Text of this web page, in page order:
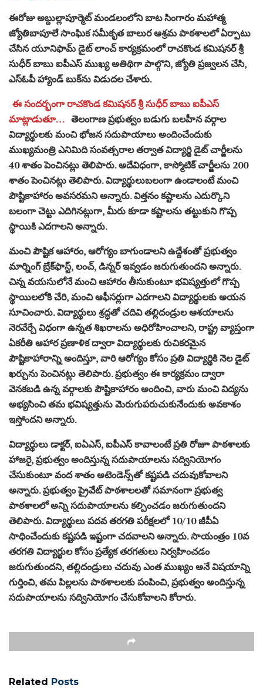
ఈరోజు అబ్దుల్లాపూర్మెట్ మండలంలోని బాట సింగారం మహాత్మ
జ్యోతిబాపూలే సాంఘిక సమీకృత బాలుర ఆశ్రమ పాఠశాలలో ఏర్పాటు
చేసిన యూనిఫామ్ డైట్ లాంచ్ కార్యక్రమంలో రాచకొండ కమిషనర్ శ్రీ
సుధీర్ బాబు ఐపీఎస్ ముఖ్య అతిథిగా పాల్గొని, జ్యోతి ప్రజ్వలన చేసి,
ఎస్ఓపీ హ్యాండ్ బుక్‌ను విడుదల చేశారు.
ఈ సందర్భంగా రాచకొండ కమిషనర్ శ్రీ సుధీర్ బాబు ఐపీఎస్
మాట్లాడుతూ… తెలంగాణ ప్రభుత్వం బడుగు బలహీన వర్గాల
విద్యార్థులకు మంచి భోజన సదుపాయాలు అందించేందుకు
ముఖ్యమంత్రి ఎనిమిది సంవత్సరాల తర్వాత విద్యార్థి డైట్ చార్జీలను
40 శాతం పెంచినట్లు తెలిపారు. అదేవిధంగా, కాస్మోటిక్ చార్జీలను 200
శాతం పెంచినట్లు తెలిపారు. విద్యార్థులుబలంగా ఉండాలంటే మంచి
పౌష్టికాహారం అవసరమని అన్నారు. విత్తనం కష్టాలను ఎదుర్కొని
బలంగా చెట్టు ఎదిగినట్లుగా, మీరు కూడా కష్టాలను తట్టుకుని గొప్ప
స్థాయికి ఎదగాలని అన్నారు.
మంచి పౌష్టిక ఆహారం, ఆరోగ్యం బాగుండాలని ఉద్దేశంతో ప్రభుత్వం
మార్నింగ్ బ్రేక్‌ఫాస్ట్, లంచ్, డిన్నర్ ఇవ్వడం జరుగుతుందని అన్నారు.
చిన్న వయసులోనే మంచి ఆహారం తీసుకుంటూ భవిష్యత్తులో గొప్ప
స్థాయిలలోకి చేరి, మంచి ఆఫీసర్లుగా ఎదగాలని విద్యార్థులకు అయన
సూచించారు. విద్యార్థులు శ్రద్ధతో చదివి తల్లిదండ్రుల ఆశయాలను
నెరవేర్చే విధంగా ఉన్నత శిఖరాలను అధిరోహించాలని, రాష్ట్ర వ్యాప్తంగా
ఏకరీతి ఆహార ప్రణాళిక ద్వారా విద్యార్థులకు రుచికరమైన
పౌష్టికాహారాన్ని అందిస్తూ, వారి ఆరోగ్యం కోసం ప్రతి విద్యార్థికి నెల డైట్
ఖర్చును పెంచినట్లు తెలిపారు. ప్రభుత్వం ఈ కార్యక్రమం ద్వారా
వెనకబడి ఉన్న వర్గాలకు పౌష్టికాహారం అందించి, వారు మంచి విద్యను
అభ్యసించి తమ భవిష్యత్తును మెరుగుపరుచుకునేందుకు అవకాశం
ఇస్తోందని అన్నారు.
విద్యార్థులు డాక్టర్, ఐఏఎస్, ఐపీఎస్ కావాలంటే ప్రతి రోజూ పాఠశాలకు
హాజరై, ప్రభుత్వం అందిస్తున్న సదుపాయాలను సద్వినియోగం
చేసుకుంటూ వంద శాతం అటెండెన్స్‌తో కష్టపడి చదువుకోవాలని
అన్నారు. ప్రభుత్వం ప్రైవేట్ పాఠశాలలతో సమానంగా ప్రభుత్వ
పాఠశాలలో అన్ని సదుపాయాలను కల్పించడం జరుగుతుందని
తెలిపారు. విద్యార్థులు పదవ తరగతి పరీక్షలలో 10/10 జీపీఏ
సాధించేందుకు కష్టపడి ఇష్టంగా చదవాలని అన్నారు. సాయంత్రం 10వ
తరగతి విద్యార్థుల కోసం ప్రత్యేక తరగతులు నిర్వహించడం
జరుగుతుందని, తల్లిదండ్రులు చదువు ఎంత ముఖ్యం అనే విషయాన్ని
గుర్తించి, తమ పిల్లలను పాఠశాలలకు పంపించి, ప్రభుత్వం అందిస్తున్న
సదుపాయాలను సద్వినియోగం చేసుకోవాలని కోరారు.
Related Posts